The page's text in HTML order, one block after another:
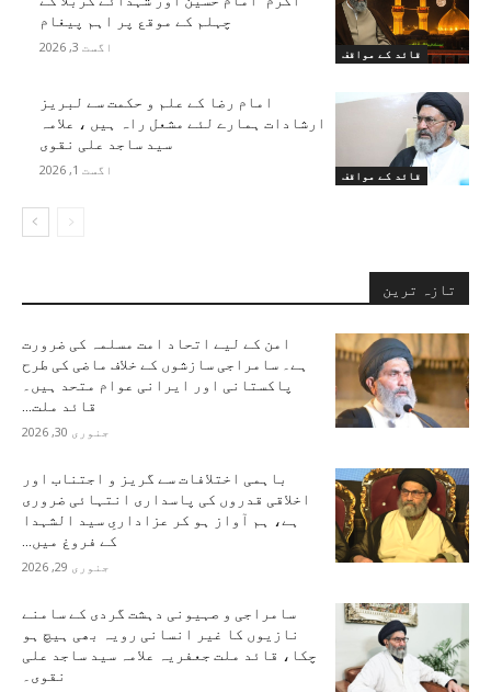
قائد کے مواقف
چہلم کے موقع پر اہم پیغام
اگست 3, 2026
قائد کے مواقف
امام رضا کے علم و حکمت سے لبریز
ارشادات ہمارے لئے مشعل راہ ہیں ، علامہ
سید ساجد علی نقوی
اگست 1, 2026
تازہ ترین
امن کے لیے اتحاد امت مسلمہ کی ضرورت
ہے۔ سامراجی سازشوں کے خلاف ماضی کی طرح
پاکستانی اور ایرانی عوام متحد ہیں۔
قائد ملت...
جنوری 30, 2026
باہمی اختلافات سے گریز و اجتناب اور
اخلاقی قدروں کی پاسداری انتہائی ضروری
ہے، ہم آواز ہو کر عزاداریِ سید الشہدا
کے فروغ میں...
جنوری 29, 2026
سامراجی و صہیونی دہشت گردی کے سامنے
نازیوں کا غیر انسانی رویہ بھی ہیچ ہو
چکا، قائد ملت جعفریہ علامہ سید ساجد علی
نقوی۔